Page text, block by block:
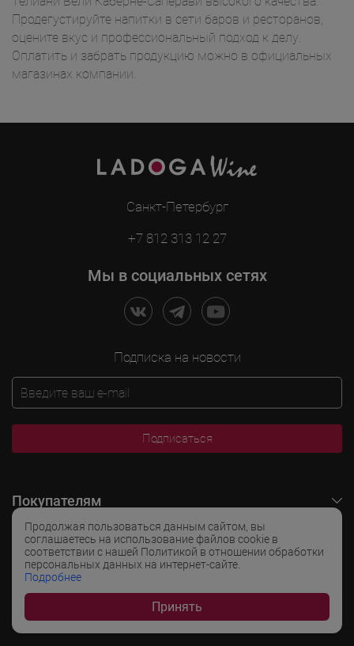
Продолжая пользоваться данным сайтом, вы
соглашаетесь на использование файлов cookie в
соответствии с нашей Политикой в отношении обработки
персональных данных на интернет-сайте.
Подробнее
Принять
Продегустируйте напитки в сети баров и ресторанов,
оцените вкус и профессиональный подход к делу.
Оплатить и забрать продукцию можно в официальных
магазинах компании.
Санкт-Петербург
+7 812 313 12 27
Мы в социальных сетях
Подписка на новости
Подписаться
Покупателям
O LADOGA Wine
Интересные разделы
Популярные разделы